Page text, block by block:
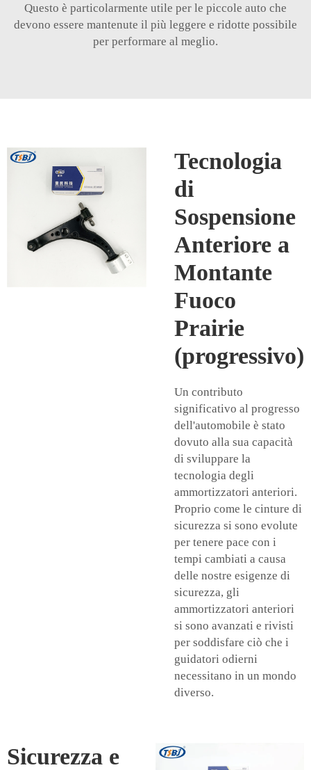
Questo è particolarmente utile per le piccole auto che
devono essere mantenute il più leggere e ridotte possibile
per performare al meglio.
Tecnologia
di
Sospensione
Anteriore a
Montante
Fuoco
Prairie
(progressivo)
Un contributo
significativo al progresso
dell'automobile è stato
dovuto alla sua capacità
di sviluppare la
tecnologia degli
ammortizzatori anteriori.
Proprio come le cinture di
sicurezza si sono evolute
per tenere pace con i
tempi cambiati a causa
delle nostre esigenze di
sicurezza, gli
ammortizzatori anteriori
si sono avanzati e rivisti
per soddisfare ciò che i
guidatori odierni
necessitano in un mondo
diverso.
Sicurezza e